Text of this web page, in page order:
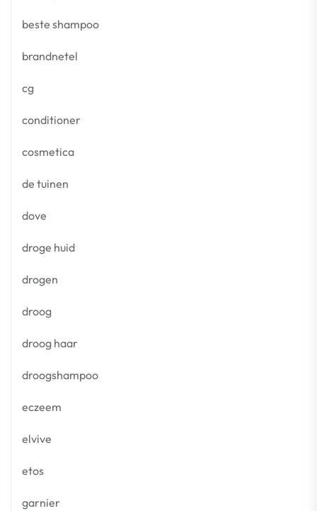
beste shampoo
brandnetel
cg
conditioner
cosmetica
de tuinen
dove
droge huid
drogen
droog
droog haar
droogshampoo
eczeem
elvive
etos
garnier